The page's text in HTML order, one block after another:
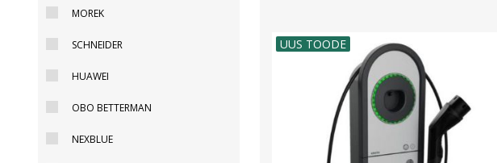
Juhtimisahelate nupud ( ava 8, 16 ja 22 mm )
Elektromehaaniline relee
Päikeseenergia
Elektriautode
Kontrollerid
Sagedusmuundurid
UUS TOODE
MOREK
SCHNEIDER
HUAWEI
OBO BETTERMAN
NEXBLUE